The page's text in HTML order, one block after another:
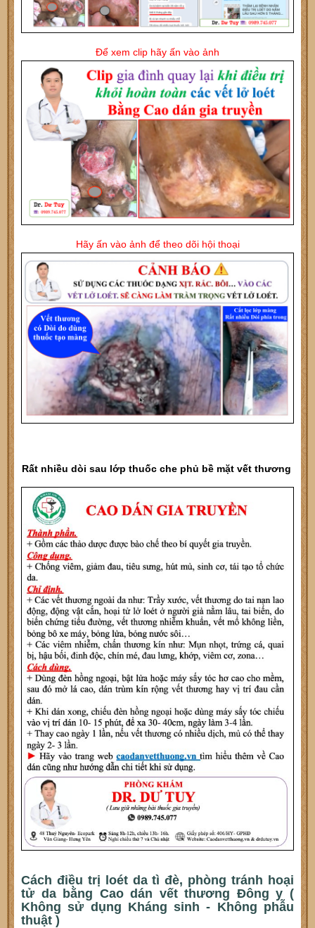
Để xem clip hãy ấn vào ảnh
Hãy ấn vào ảnh để theo dõi hội thoại
Rất nhiều dòi sau lớp thuốc che phủ bề mặt vết thương
Cách điều trị loét da tì đè, phòng tránh hoại
tử da bằng Cao dán vết thương Đông y (
Không sử dụng Kháng sinh - Không phẫu
thuật )